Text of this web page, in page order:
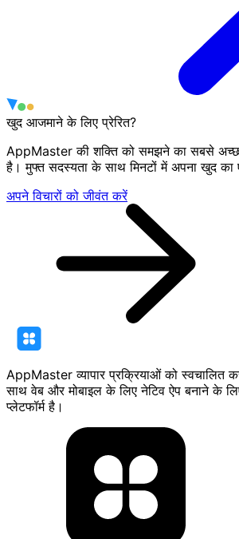
खुद आजमाने के लिए प्रेरित?
AppMaster की शक्ति को समझने का सबसे
है। मुफ्त सदस्यता के साथ मिनटों में अपना खुद का
अपने विचारों को जीवंत करें
AppMaster व्यापार प्रक्रियाओं को
साथ वेब और मोबाइल के लिए नेटिव ऐप बनाने के
प्लेटफॉर्म है।